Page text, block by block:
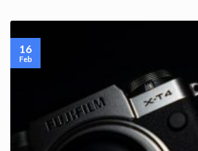
16
Feb